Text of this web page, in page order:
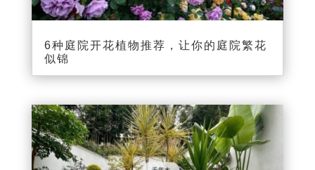
6种庭院开花植物推荐，让你的庭院繁花
似锦